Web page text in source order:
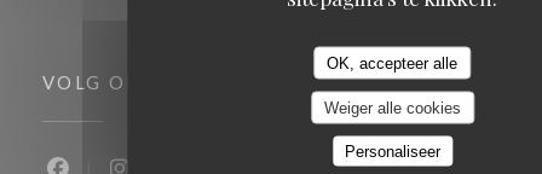
OK, accepteer alle
Weiger alle cookies
Personaliseer
VOLG ONS